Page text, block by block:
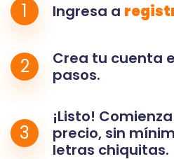
1 Ingresa a
2
Crea tu cuenta
pasos.
3
¡Listo!
precio, sin
letras chiquitas.